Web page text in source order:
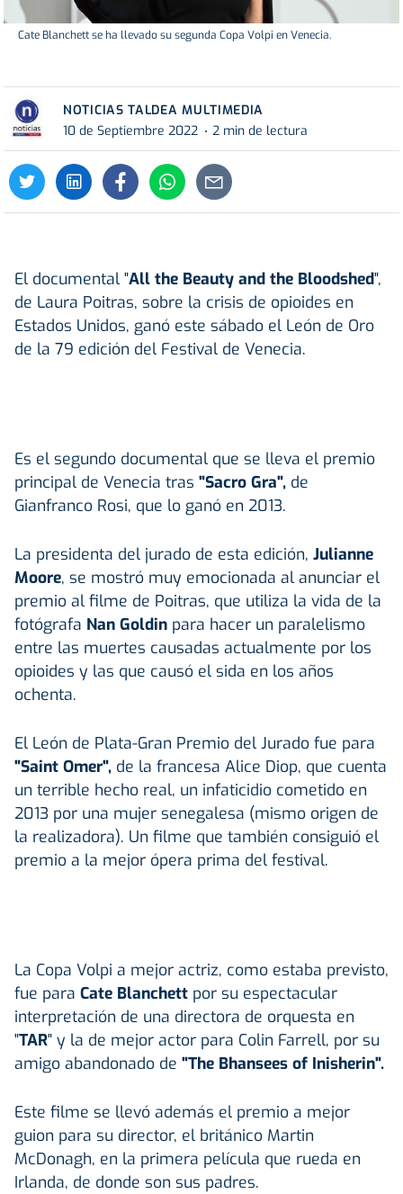
Cate Blanchett se ha llevado su segunda Copa Volpi en Venecia.
NOTICIAS TALDEA MULTIMEDIA
10 de Septiembre 2022
2 min de lectura
El documental "All the Beauty and the Bloodshed",
de Laura Poitras, sobre la crisis de opioides en
Estados Unidos, ganó este sábado el León de Oro
de la 79 edición del Festival de Venecia.
Es el segundo documental que se lleva el premio
principal de Venecia tras "Sacro Gra", de
Gianfranco Rosi, que lo ganó en 2013.
La presidenta del jurado de esta edición, Julianne
Moore, se mostró muy emocionada al anunciar el
premio al filme de Poitras, que utiliza la vida de la
fotógrafa Nan Goldin para hacer un paralelismo
entre las muertes causadas actualmente por los
opioides y las que causó el sida en los años
ochenta.
El León de Plata-Gran Premio del Jurado fue para
"Saint Omer", de la francesa Alice Diop, que cuenta
un terrible hecho real, un infaticidio cometido en
2013 por una mujer senegalesa (mismo origen de
la realizadora). Un filme que también consiguió el
premio a la mejor ópera prima del festival.
La Copa Volpi a mejor actriz, como estaba previsto,
fue para Cate Blanchett por su espectacular
interpretación de una directora de orquesta en
"TAR" y la de mejor actor para Colin Farrell, por su
amigo abandonado de "The Bhansees of Inisherin".
Este filme se llevó además el premio a mejor
guion para su director, el británico Martin
McDonagh, en la primera película que rueda en
Irlanda, de donde son sus padres.